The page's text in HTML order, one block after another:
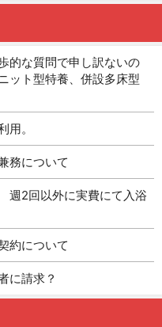
的な質問で申し訳ないの
ット型特養、併設多床型
用。
務について
2回以外に実費にて入浴
約について
に請求？